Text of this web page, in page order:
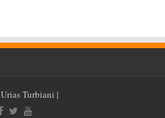
Urias Turbiani |